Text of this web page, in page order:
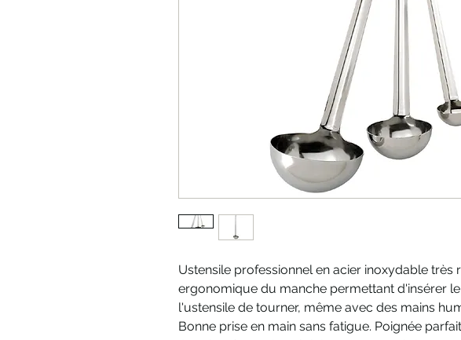
Ustensile professionnel en acier inoxydable très
ergonomique du manche permettant d'insérer
l'ustensile de tourner, même avec des mains
Bonne prise en main sans fatigue. Poignée